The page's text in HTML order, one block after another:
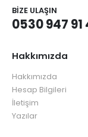
BIZE ULAŞIN
0530 947 91
Hakkımızda
Hakkımızda
Hesap Bilgileri
İletişim
Yazılar